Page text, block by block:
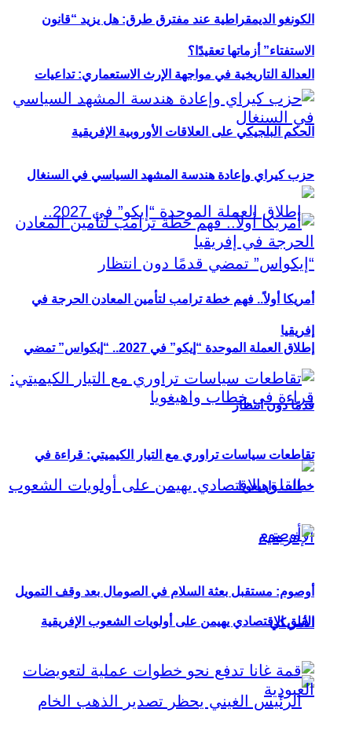
العدالة التاريخية في مواجهة الإرث الاستعماري: تداعيات
الحكم البلجيكي على العلاقات الأوروبية الإفريقية
إطلاق العملة الموحدة “إيكو” في 2027.. “إيكواس” تمضي
قدمًا دون انتظار
القلق الاقتصادي يهيمن على أولويات الشعوب الإفريقية
الكونغو الديمقراطية عند مفترق طرق: هل يزيد “قانون
الاستفتاء” أزماتها تعقيدًا؟
حزب كيراي وإعادة هندسة المشهد السياسي في السنغال
أمريكا أولاً.. فهم خطة ترامب لتأمين المعادن الحرجة في
إفريقيا
تقاطعات سياسات تراوري مع التيار الكيميتي: قراءة في
خطاب واهيغويا
أوصوم: مستقبل بعثة السلام في الصومال بعد وقف التمويل
الأمريكي